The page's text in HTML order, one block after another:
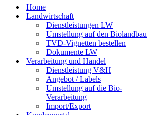
Home
Landwirtschaft
Dienstleistungen LW
Umstellung auf den Biolandbau
TVD-Vignetten bestellen
Dokumente LW
Verarbeitung und Handel
Dienstleistung V&H
Angebot / Labels
Umstellung auf die Bio-
Verarbeitung
Import/Export